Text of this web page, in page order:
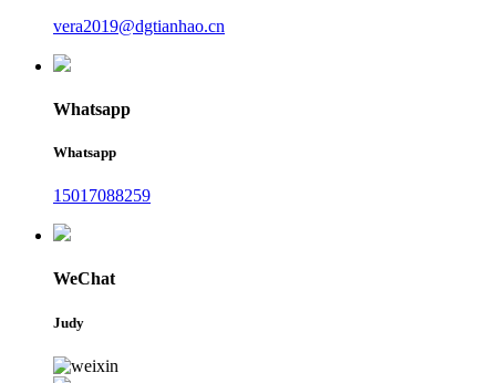
vera2019@dgtianhao.cn
Whatsapp
Whatsapp
15017088259
WeChat
Judy